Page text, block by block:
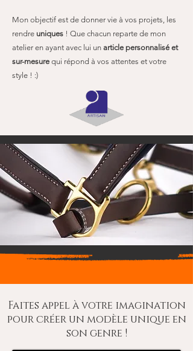
Mon objectif est de donner vie à vos projets, les
rendre uniques ! Que chacun reparte de mon
atelier en ayant avec lui un article personnalisé et
sur-mesure qui répond à vos attentes et votre
style ! :)
Faites appel à votre imagination
pour créer un modèle unique en
son genre !